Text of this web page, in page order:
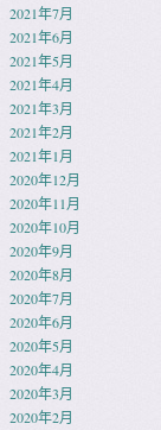
2021年7月
2021年6月
2021年5月
2021年4月
2021年3月
2021年2月
2021年1月
2020年12月
2020年11月
2020年10月
2020年9月
2020年8月
2020年7月
2020年6月
2020年5月
2020年4月
2020年3月
2020年2月